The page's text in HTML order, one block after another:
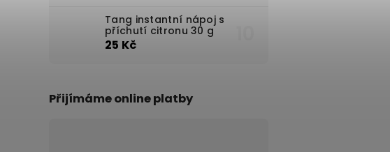
Tang instantní nápoj s
příchutí citronu 30 g
25 Kč
Přijímáme online platby